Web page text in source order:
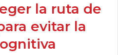
la ruta de
evitar la